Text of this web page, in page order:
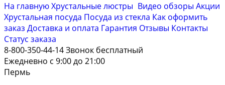
На главнуюХрустальные люстры Видео обзоры Акции
Хрустальная посуда Посуда из стекла Как оформить
заказ Доставка и оплата Гарантия Отзывы Контакты
Cтатус заказа
8-800-350-44-14Звонок бесплатный
Ежедневно с 9:00 до 21:00
Пермь